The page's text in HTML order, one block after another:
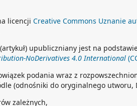
licencji Creative Commons Uznanie
upubliczniany jest na
NoDerivatives 4.0 International
podania wraz z
(odnośniki do oryginalnego utworu,
zależnych,